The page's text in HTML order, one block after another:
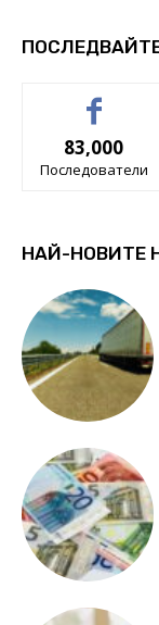
83,000
Последователи
НАЙ-НОВИТЕ